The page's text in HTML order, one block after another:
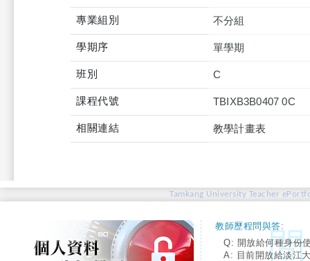
專業組別 不分組
學期序 單學期
班別 C
課程代號 TBIXB3B0407 0C
相關連結 教學計畫表
Tamkang University Teacher
教師歷程問與答:
Q: 開放給何種身份
A: 目前開放給淡江